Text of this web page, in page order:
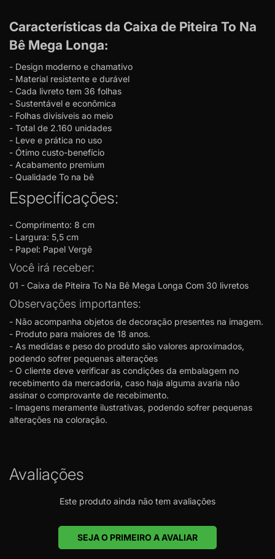
Características da Caixa de Piteira To Na
Bê Mega Longa:
- Design moderno e chamativo
- Material resistente e durável
- Cada livreto tem 36 folhas
- Sustentável e econômica
- Folhas divisíveis ao meio
- Total de 2.160 unidades
- Leve e prática no uso
- Ótimo custo-benefício
- Acabamento premium
- Qualidade To na bê
Especificações:
- Comprimento: 8 cm
- Largura: 5,5 cm
- Papel: Papel Vergê
Você irá receber:
01 - Caixa de Piteira To Na Bê Mega Longa Com 30 livretos
Observações importantes:
- Não acompanha objetos de decoração presentes na imagem.
- Produto para maiores de 18 anos.
- As medidas e peso do produto são valores aproximados,
podendo sofrer pequenas alterações
- O cliente deve verificar as condições da embalagem no
recebimento da mercadoria, caso haja alguma avaria não
assinar o comprovante de recebimento.
- Imagens meramente ilustrativas, podendo sofrer pequenas
alterações na coloração.
Avaliações
Este produto ainda não tem avaliações
SEJA O PRIMEIRO A AVALIAR